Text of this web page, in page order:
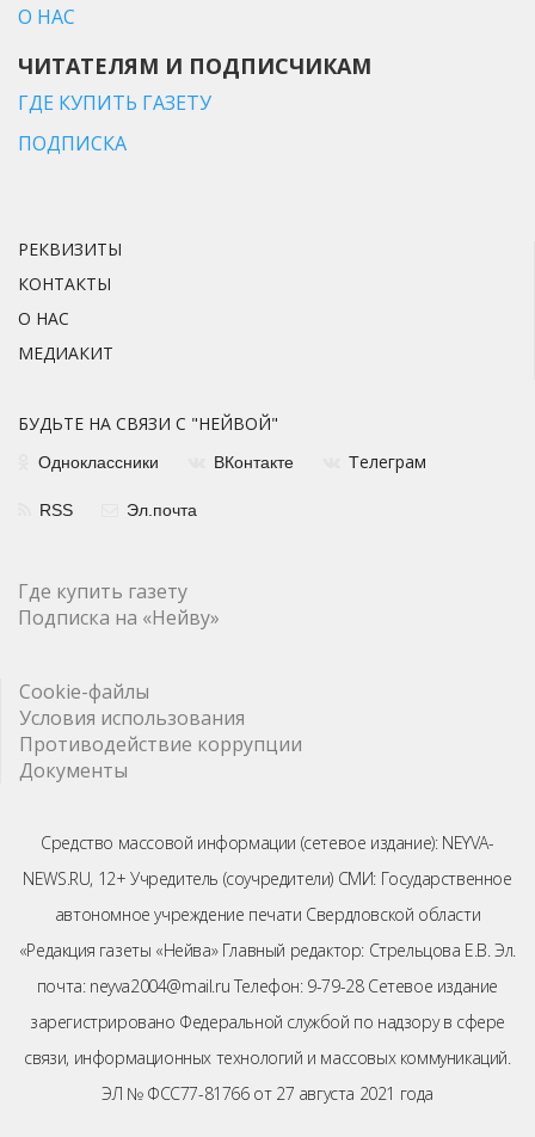
О НАС
ЧИТАТЕЛЯМ И ПОДПИСЧИКАМ
ГДЕ КУПИТЬ ГАЗЕТУ
ПОДПИСКА
РЕКВИЗИТЫ
КОНТАКТЫ
О НАС
МЕДИАКИТ
БУДЬТЕ НА СВЯЗИ С "НЕЙВОЙ"
Одноклассники ВКонтакте Телеграм
RSS Эл.почта
Где купить газету
Подписка на «Нейву»
Cookie-файлы
Условия использования
Противодействие коррупции
Документы
Средство массовой информации (сетевое издание): NEYVA-
NEWS.RU, 12+ Учредитель (соучредители) СМИ: Государственное
автономное учреждение печати Свердловской области
«Редакция газеты «Нейва» Главный редактор: Стрельцова Е.В. Эл.
почта: neyva2004@mail.ru Телефон: 9-79-28 Сетевое издание
зарегистрировано Федеральной службой по надзору в сфере
связи, информационных технологий и массовых коммуникаций.
ЭЛ № ФСС77-81766 от 27 августа 2021 года